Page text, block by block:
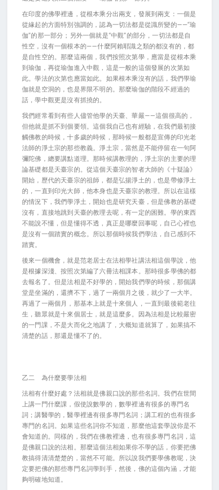
在印度的佛學裡邊，從根本乘分出兩支，發展到兩支：一個是
從緣起的方面特別強調的，認為一切法都是從識所變的——“瑜
伽”的那一部分；另外一個就是“中觀”的部分，一切法都是自
性空，沒有一個根本的——什麼阿賴耶識之類的都沒有的，都
是自性空的。那麼這兩個，我們按照次第學，應當是從根本乘
到瑜伽，再從瑜伽進入中觀，這是一般的這個發展的次第如
此。學法的次第也應當如此。如果根本乘沒有的話，我們學瑜
伽就是空洞的，也是界限不明的。那麼瑜伽的階段不經過的
話，學中觀更是沒有抓撓的。
我們經常看到有些人儘管他學的天臺、華嚴——這個很高的，
但他就是抓不到個要領。這個我自己也有經驗，在我們最初接
觸佛教的時候，十多歲的時候，那時候一般都是宣傳的印光老
法師的淨土宗的那些教義。淨土宗，當然是不能停留在一句阿
彌陀佛，總要講點道理。那時候講教理的，淨土宗的主要的理
論基礎都是天臺宗的。從這個天臺宗的智者大師的《十疑論》
開始，歷代的天臺宗的祖師，都是弘揚淨土的，也是帶修淨土
的，一直到印光大師，他本身也是天臺宗的教理。所以在這樣
的情況下，我們學淨土，開始也是研究天臺，但是佛教的基礎
沒有，直接地跳到天臺的教理去呢，有一定的困難。學的東西
不能說不懂，但是懂得不透，真正是哪麼回事呢，自己心裡也
是沒有一個踏實的概念。所以那個時候我們學法，自己感到不
踏實。
後來一個機會，就是范老居士在法相學社講法相這個學說，他
是根據深淺、按照次第編了六冊法相課本。那時很多學佛的都
去報名了。但是法相是不好學的，開始我們學的時候，那個講
堂是坐滿的，還擠不下，過了一兩個月之後，就少了一大半。
再過了一兩個月，那基本上就是十來個人，一直到最後範老往
生，聽眾就是十來個居士，就是這麼多。因為法相是比較嚴密
的一門課，不是大而化之地講了，大概知道就算了，如果搞不
清楚的話，那還是懂不了的。
乙二 為什麼要學法相
法相有什麼好處？法相就是佛親口說的那些名詞。我們在世間
上講一門什麼課，假使說數學的，數學裡邊有很多的專門名
詞；講醫學的，醫學裡邊有很多專門名詞；講工程的也有很多
專門的名詞。如果這些名詞你不知道，那麼他這套學說你是不
會知道的。同樣的，我們在佛教裡邊，也有很多專門名詞，這
是佛親口說的法相。那麼這個法相如果你不學的話，你要把佛
教搞得清清楚楚的，當然不可能。所以說我們要學佛教呢，決
定要把佛的那些專門名詞學到手，然後，佛的這個內涵，才能
夠明確地知道。